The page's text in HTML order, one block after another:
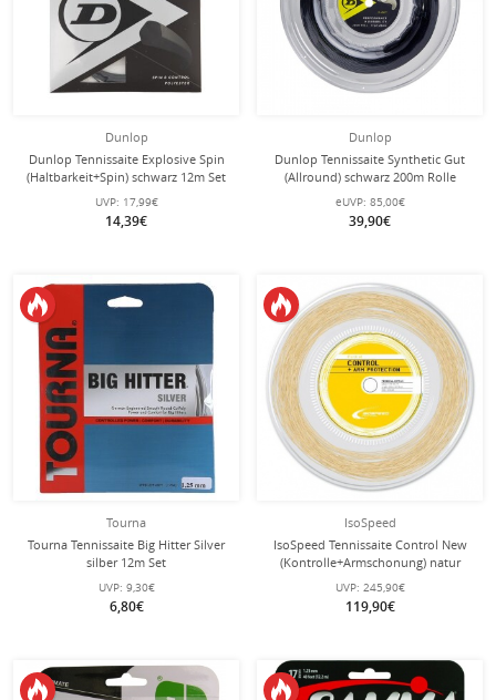
Dunlop
Dunlop Tennissaite Explosive Spin
(Haltbarkeit+Spin) schwarz 12m Set
UVP: 17,99€
14,39€
Dunlop
Dunlop Tennissaite Synthetic Gut
(Allround) schwarz 200m Rolle
eUVP: 85,00€
39,90€
Tourna
Tourna Tennissaite Big Hitter Silver
silber 12m Set
UVP: 9,30€
6,80€
IsoSpeed
IsoSpeed Tennissaite Control New
(Kontrolle+Armschonung) natur
200m Rolle
UVP: 245,90€
119,90€